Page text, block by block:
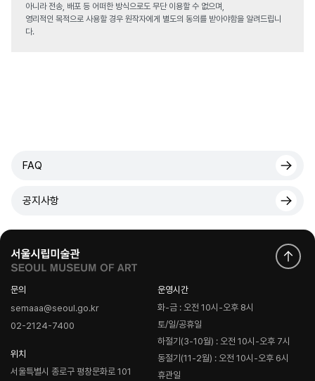
아니라 전송, 배포 등 어떠한 방식으로도 무단 이용할 수 없으며,
영리적인 목적으로 사용할 경우 원작자에게 별도의 동의를 받아야함을 알려드립니
다.
FAQ
공지사항
문의
semaaa@seoul.go.kr
02-2124-7400
위치
서울특별시 종로구 평창문화로 101
운영시간
화-금 : 오전 10시-오후 8시
토/일/공휴일
하절기(3-10월) : 오전 10시-오후 7시
동절기(11-2월) : 오전 10시-오후 6시
휴관일